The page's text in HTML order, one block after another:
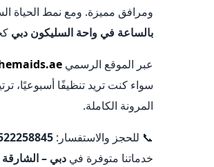
ومرافق مميزة. ومع نمط الحياة
بالساعة في واحة السليكون دبي
عبر الموقع الرسمي
سواء كنت تريد تنظيفًا أسبوعيًا،
المرونة الكاملة.
📞 للحجز والاستفسار:
خدماتنا متوفرة في دبي –